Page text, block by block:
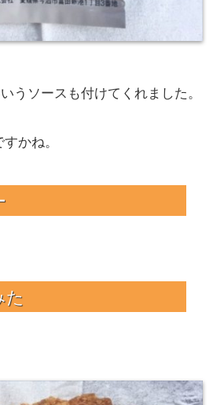
うソースも付けてくれました。
かね。
た